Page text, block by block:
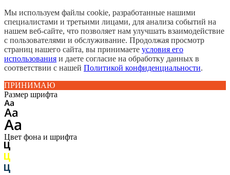
Мы используем файлы cookie, разработанные нашими
специалистами и третьими лицами, для анализа событий на
нашем веб-сайте, что позволяет нам улучшать взаимодействие
с пользователями и обслуживание. Продолжая просмотр
страниц нашего сайта, вы принимаете условия его
использования и даете согласие на обработку данных в
соответствии с нашей Политикой конфиденциальности.
ПРИНИМАЮ
Размер шрифта
Цвет фона и шрифта